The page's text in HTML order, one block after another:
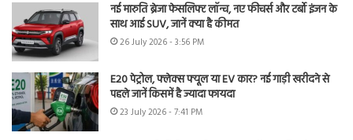
नई मारुति ब्रेजा फेसलिफ्ट लॉन्च, नए फीचर्स और टर्बो इंजन के
साथ आई SUV, जानें क्या है कीमत
26 July 2026 - 3:56 PM
E20 पेट्रोल, फ्लेक्स फ्यूल या EV कार? नई गाड़ी खरीदने से
पहले जानें किसमें है ज्यादा फायदा
23 July 2026 - 7:41 PM